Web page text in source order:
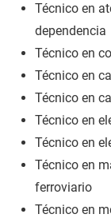
Técnico en
dependencia
Técnico en
Técnico en
Técnico en
Técnico en
Técnico en
Técnico en
ferroviario
Técnico en